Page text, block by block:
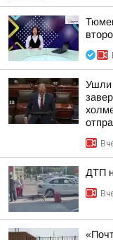
Ушли
ДТП